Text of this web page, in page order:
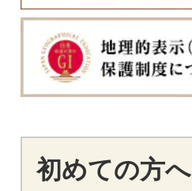
初めての方へ